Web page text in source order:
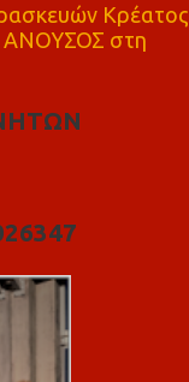
Κρέατος
ΑΝΟΥΣΟΣ στη